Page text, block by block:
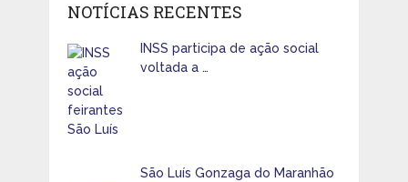
NOTÍCIAS RECENTES
INSS participa de ação social
voltada a …
São Luís Gonzaga do Maranhão